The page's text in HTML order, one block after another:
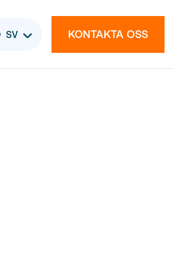
SV KONTAKTA OSS